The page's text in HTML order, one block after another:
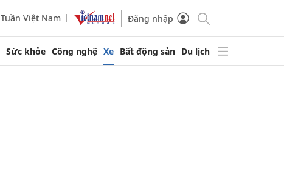
Tuần Việt Nam Đăng nhập
Sức khỏe Công nghệ Xe Bất động sản Du lịch